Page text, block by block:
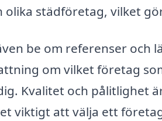
olika städföretag, vilket
be om referenser och
om vilket företag
Kvalitet och pålitlighet
viktigt att välja ett